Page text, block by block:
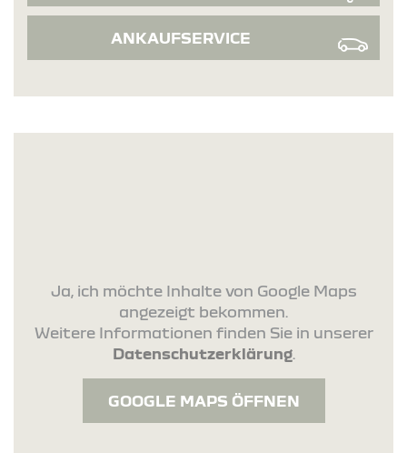
ANKAUFSERVICE
Ja, ich möchte Inhalte von Google Maps
angezeigt bekommen.
Weitere Informationen finden Sie in unserer
Datenschutzerklärung.
GOOGLE MAPS ÖFFNEN